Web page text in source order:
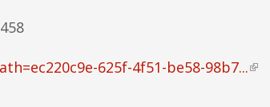
)
625f-4f51-be58-98b7...(